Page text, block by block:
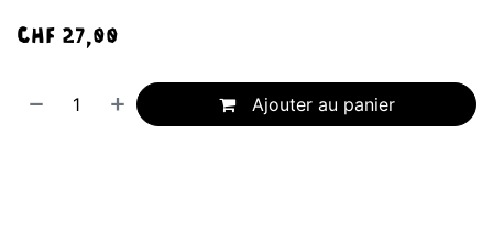
CHF 27,00
Ajouter au panier